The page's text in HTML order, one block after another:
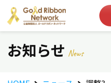
お知らせ News